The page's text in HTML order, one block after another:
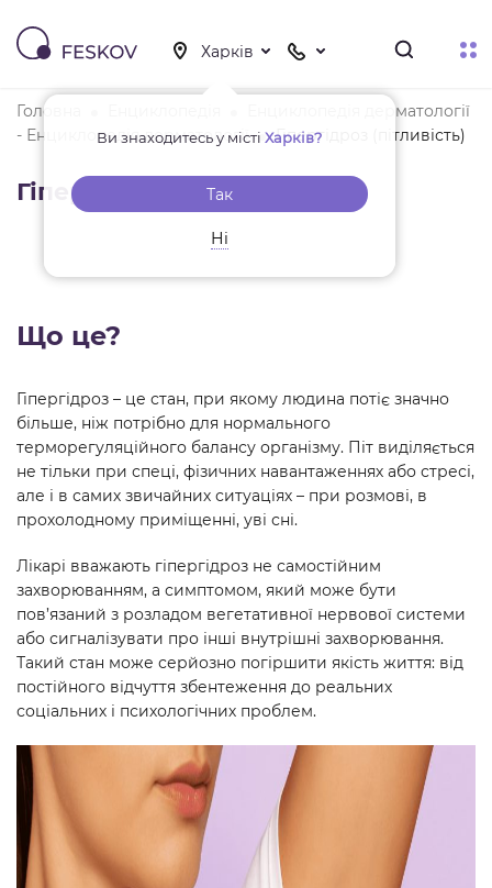
Ви знаходитесь у місті Харків?
Так
Ні
Головна
Енциклопедія дерматології
- Енциклопедія дерматології
Гіпергідроз (пітливість)
Гіпергідроз (пітливість)
Що це?
Гіпергідроз – це стан, при якому людина потіє значно
більше, ніж потрібно для нормального
терморегуляційного балансу організму. Піт виділяється
не тільки при спеці, фізичних навантаженнях або стресі,
але і в самих звичайних ситуаціях – при розмові, в
прохолодному приміщенні, уві сні.
Лікарі вважають гіпергідроз не самостійним
захворюванням, а симптомом, який може бути
пов’язаний з розладом вегетативної нервової системи
або сигналізувати про інші внутрішні захворювання.
Такий стан може серйозно погіршити якість життя: від
постійного відчуття збентеження до реальних
соціальних і психологічних проблем.